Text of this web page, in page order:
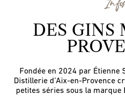
DES GINS
Fondée en 2024 par Étienne
Distillerie d’Aix-en-Provence
petites séries sous la marque